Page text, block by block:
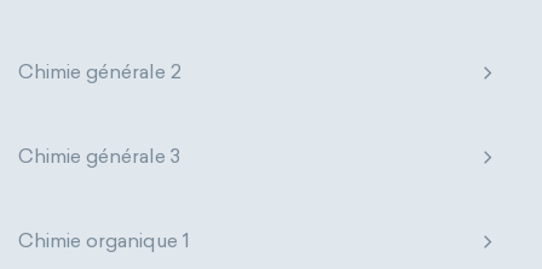
Chimie générale 2
Chimie générale 3
Chimie organique 1